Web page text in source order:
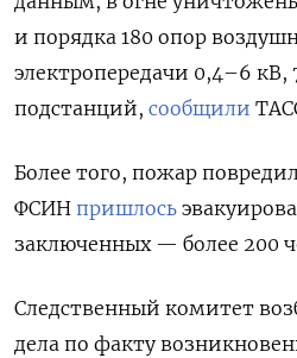
и порядка 180 опор
электропередачи 0,4–6
подстанций, сообщили
Более того, пожар
ФСИН пришлось
заключенных — более 200
Следственный комитет
дела по факту